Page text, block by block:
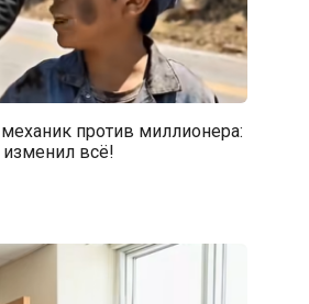
против миллионера:
всё!